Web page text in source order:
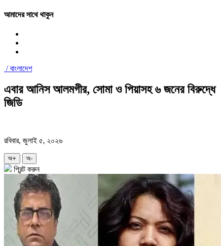
আমাদের সাথে থাকুন
/বাংলাদেশ
এবার আনিস আলমগীর, সোমা ও পিয়াসহ ৬ জনের বিরুদ্ধে
জিডি
রবিবার, জুলাই ৫, ২০২৬
অ+ অ-
প্রিন্ট করুন